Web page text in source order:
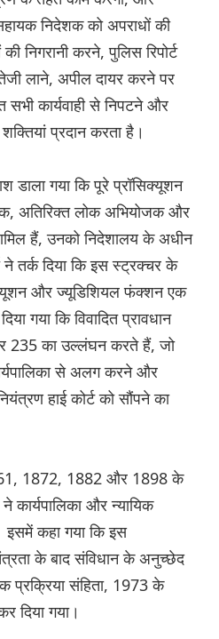
निदेशक को अपराधों की
निगरानी करने, पुलिस रिपोर्ट
लाने, अपील दायर करने पर
कार्यवाही से निपटने और
प्रदान करता है।
डाला गया कि पूरे प्रॉसिक्यूशन
अतिरिक्त लोक अभियोजक और
हैं, उनको निदेशालय के अधीन
ने तर्क दिया कि इस स्ट्रक्चर के
और ज्यूडिशियल फंक्शन एक
गया कि विवादित प्रावधान
235 का उल्लंघन करते हैं, जो
से अलग करने और
हाई कोर्ट को सौंपने का
1872, 1882 और 1898 के
कार्यपालिका और न्यायिक
इसमें कहा गया कि इस
के बाद संविधान के अनुच्छेद
संहिता, 1973 के
दिया गया।